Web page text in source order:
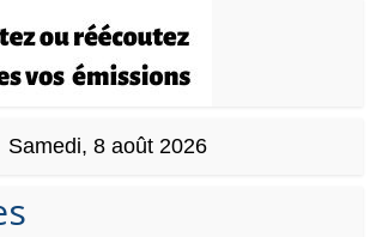
Samedi, 8 août 2026